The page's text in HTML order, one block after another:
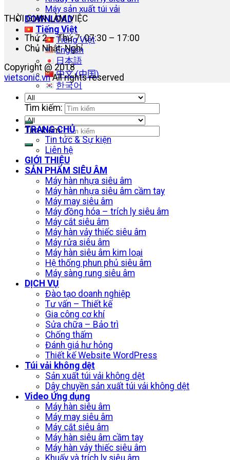
Máy sản xuất túi vải
DOWNLOAD
Tiếng Việt
Tiếng Việt
English
日本語
中文 (中国)
한국어
Tìm kiếm:
THỜI GIAN LÀM VIỆC
Thứ 2 – Thứ 7: 07:30 – 17:00
Chủ Nhật: Nghỉ
Copyright @ 2018
vietsonic.vnAll rights reserved
Tìm kiếm:
TRANG CHỦ
Tin tức & Sự kiện
Liên hệ
GIỚI THIỆU
SẢN PHẨM SIÊU ÂM
Máy hàn nhựa siêu âm
Máy hàn nhựa siêu âm cầm tay
Máy may siêu âm
Máy đồng hóa – trích ly siêu âm
Máy cắt siêu âm
Máy hàn vảy thiếc siêu âm
Máy rửa siêu âm
Máy hàn siêu âm kim loại
Hệ thống phun phủ siêu âm
Máy sàng rung siêu âm
DỊCH VỤ
Đào tạo doanh nghiệp
Tư vấn – Thiết kế
Gia công cơ khí
Sửa chữa – Bảo trì
Chống thấm
Đánh giá hư hỏng
Thiết kế Website WordPress
Túi vải không dệt
Sản xuất túi vải không dệt
Dây chuyền sản xuất túi vải không dệt
Video Ứng dụng
Máy hàn siêu âm
Máy may siêu âm
Máy cắt siêu âm
Máy hàn siêu âm cầm tay
Máy hàn vảy thiếc siêu âm
Khuấy và trích ly siêu âm